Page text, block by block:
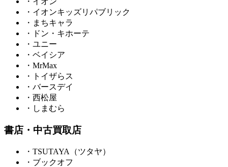
・イオンキッズリパブリック
・まちキャラ
・ドン・キホーテ
・ユニー
・ベイシア
・MrMax
・トイザらス
・バースデイ
・西松屋
・しまむら
書店・中古買取店
・TSUTAYA（ツタヤ）
・ブックオフ